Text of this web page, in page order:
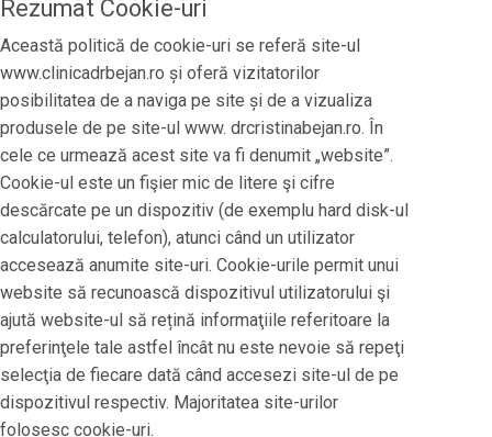
Rezumat Cookie-uri
Această politică de cookie-uri se referă site-ul
www.clinicadrbejan.ro și oferă vizitatorilor
posibilitatea de a naviga pe site și de a vizualiza
produsele de pe site-ul www. drcristinabejan.ro. În
cele ce urmează acest site va fi denumit „website”.
Cookie-ul este un fişier mic de litere şi cifre
descărcate pe un dispozitiv (de exemplu hard disk-ul
calculatorului, telefon), atunci când un utilizator
accesează anumite site-uri. Cookie-urile permit unui
website să recunoască dispozitivul utilizatorului şi
ajută website-ul să rețină informaţiile referitoare la
preferinţele tale astfel încât nu este nevoie să repeţi
selecţia de fiecare dată când accesezi site-ul de pe
dispozitivul respectiv. Majoritatea site-urilor
folosesc cookie-uri.